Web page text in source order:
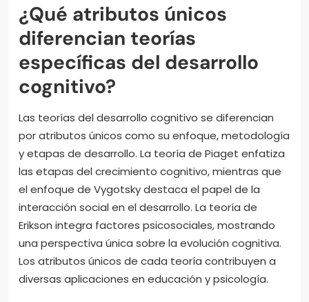
¿Qué atributos únicos
diferencian teorías
específicas del desarrollo
cognitivo?
Las teorías del desarrollo cognitivo se diferencian
por atributos únicos como su enfoque, metodología
y etapas de desarrollo. La teoría de Piaget enfatiza
las etapas del crecimiento cognitivo, mientras que
el enfoque de Vygotsky destaca el papel de la
interacción social en el desarrollo. La teoría de
Erikson integra factores psicosociales, mostrando
una perspectiva única sobre la evolución cognitiva.
Los atributos únicos de cada teoría contribuyen a
diversas aplicaciones en educación y psicología.